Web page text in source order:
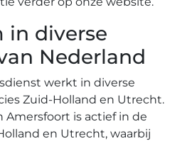
in diverse
Nederland
werkt in diverse
Zuid-Holland en Utrecht.
Amersfoort is actief in de
en Utrecht, waarbij